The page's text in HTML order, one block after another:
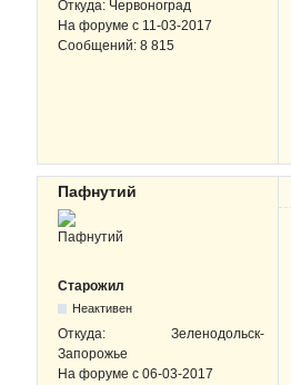
Откуда: Червоноград
На форуме с 11-03-2017
Сообщений: 8 815
Пафнутий
Старожил
Неактивен
Откуда: Зеленодольск-
Запорожье
На форуме с 06-03-2017